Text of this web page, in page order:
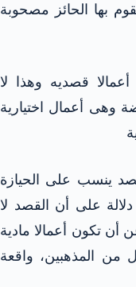
بها الحائز مصحوبة
قصديه وهذا لا
وهى أعمال اختيارية
ينسب على الحيازة
على أن القصد لا
أن تكون أعمالا مادية
المذهبين، واقعة